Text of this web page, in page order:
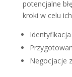
potencjalne
kroki w celu
Negocjacje